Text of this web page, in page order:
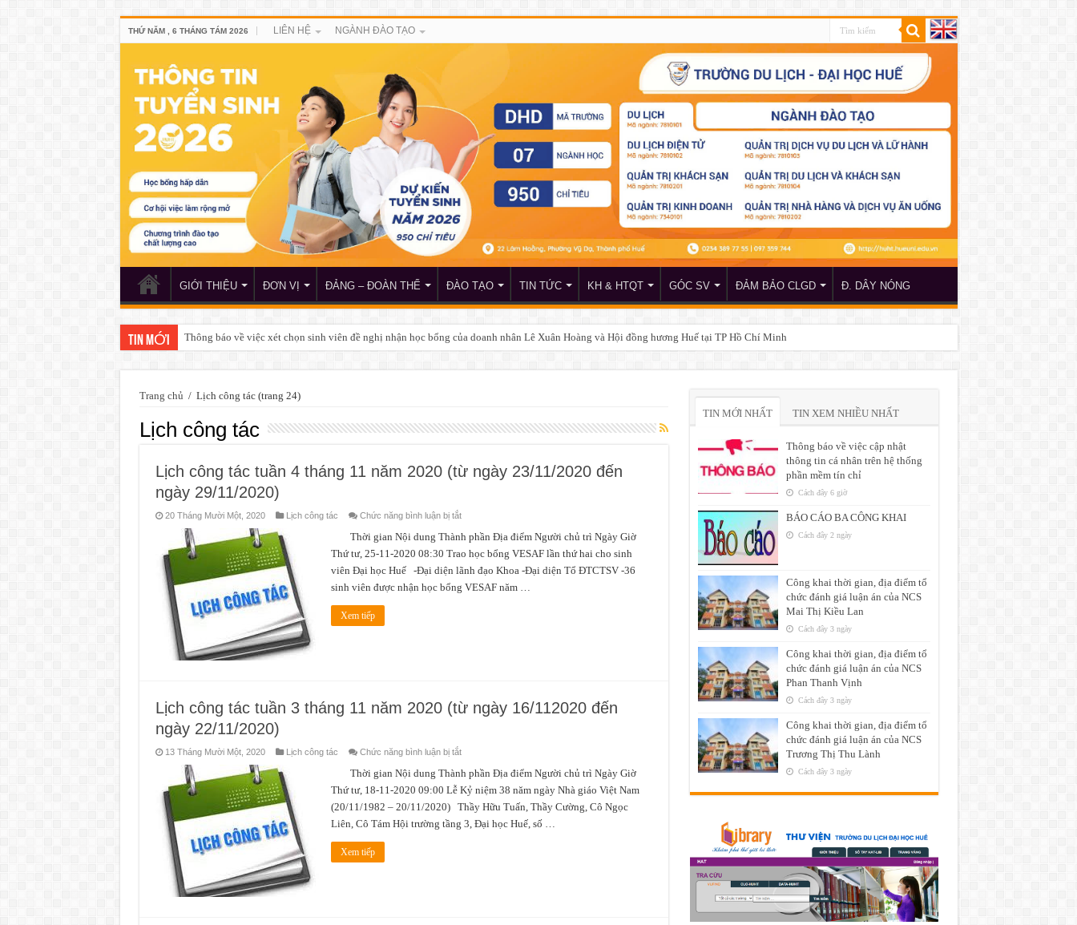
THỨ NĂM , 6 THÁNG TÁM 2026 LIÊN HỆ NGÀNH ĐÀO TẠO
GIỚI THIỆU ĐƠN VỊ ĐẢNG – ĐOÀN THỂ ĐÀO TẠO TIN TỨC KH & HTQT GÓC SV ĐẢM BẢO CLGD Đ. DÂY NÓNG
TIN MỚI Thông báo của Trung tâm Giáo dục quốc phòng và an ninh về việc học tập môn học GDQPAN Khóa 258
Trang chủ / Lịch công tác(trang 24)
Lịch công tác
Lịch công tác tuần 4 tháng 11 năm 2020 (từ ngày 23/11/2020 đến
ngày 29/11/2020)
20 Tháng Mười Một, 2020 Lịch công tác Chức năng bình luận bị tắtở
công
tác
tuần
tháng
11
năm
Thời gian Nội dung Thành phần Địa điểm Người chủ trì Ngày Giờ
Thứ tư, 25-11-2020 08:30 Trao học bổng VESAF lần thứ hai cho sinh
viên Đại học Huế -Đại diện lãnh đạo Khoa -Đại diện Tổ ĐTCTSV -36
sinh viên được nhận học bổng VESAF năm …
Xem tiếp
Lịch công tác tuần 3 tháng 11 năm 2020 (từ ngày 16/112020 đến
ngày 22/11/2020)
13 Tháng Mười Một, 2020 Lịch công tác Chức năng bình luận bị tắtở
công
tác
tuần
tháng
11
năm
Thời gian Nội dung Thành phần Địa điểm Người chủ trì Ngày Giờ
Thứ tư, 18-11-2020 09:00 Lễ Kỷ niệm 38 năm ngày Nhà giáo Việt Nam
(20/11/1982 – 20/11/2020) Thầy Hữu Tuấn, Thầy Cường, Cô Ngọc
Liên, Cô Tám Hội trường tầng 3, Đại học Huế, số …
Xem tiếp
TIN MỚI NHẤT TIN XEM NHIỀU NHẤT
Thông báo về việc cập nhật
thông tin cá nhân trên hệ thống
phần mềm tín chỉ
Cách đây 6 giờ
BÁO CÁO BA CÔNG KHAI
Cách đây 2 ngày
Công khai thời gian, địa điểm tổ
chức đánh giá luận án của NCS
Mai Thị Kiều Lan
Cách đây 3 ngày
Công khai thời gian, địa điểm tổ
chức đánh giá luận án của NCS
Phan Thanh Vịnh
Cách đây 3 ngày
Công khai thời gian, địa điểm tổ
chức đánh giá luận án của NCS
Trương Thị Thu Lành
Cách đây 3 ngày